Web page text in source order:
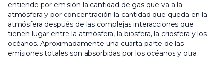
entiende por emisión la cantidad de gas que va a la
atmósfera y por concentración la cantidad que queda en la
atmósfera después de las complejas interacciones que
tienen lugar entre la atmósfera, la biosfera, la criosfera y los
océanos. Aproximadamente una cuarta parte de las
emisiones totales son absorbidas por los océanos y otra